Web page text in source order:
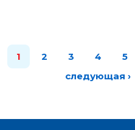
1 2 3 4 5
следующая ›